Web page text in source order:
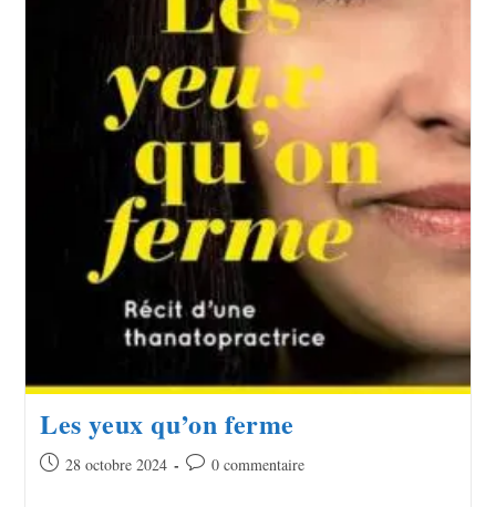
Les yeux qu’on ferme
28 octobre 2024 0 commentaire